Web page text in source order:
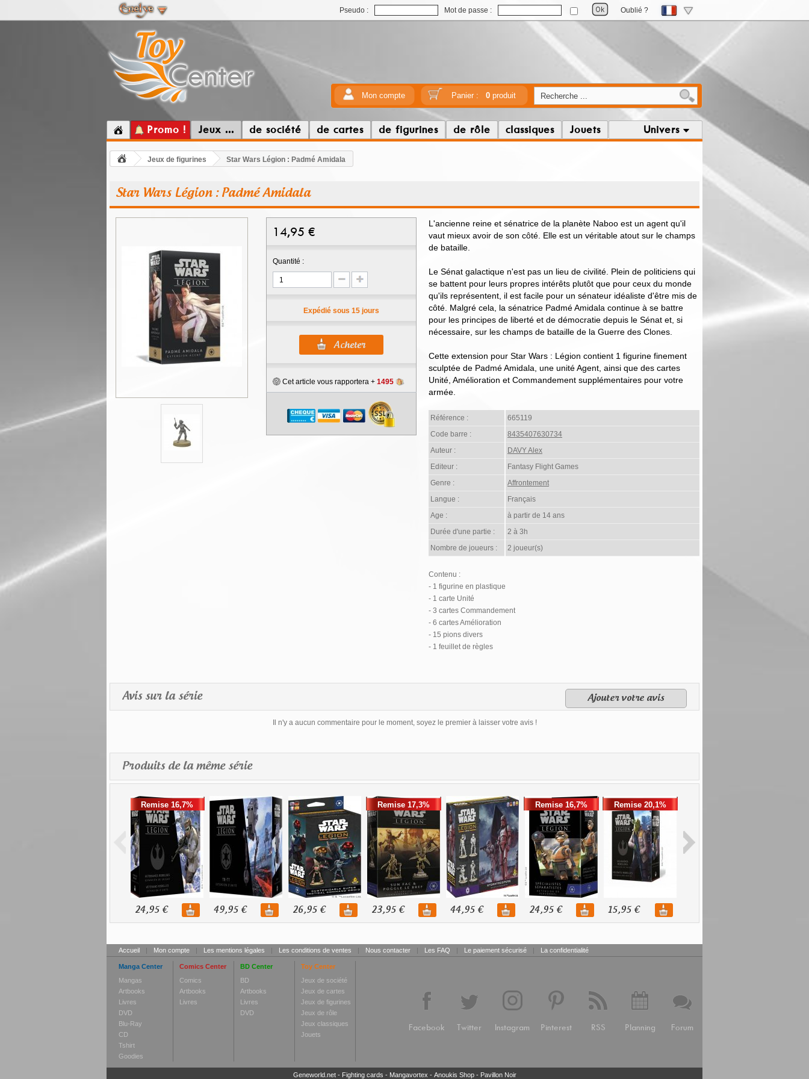
Pseudo : Mot de passe : Oublié ?
Mon compte Panier : 0produit
Promo ! Jeux ... de société de cartes de figurines de rôle classiques Jouets Univers
Jeux de figurines Star Wars Légion : Padmé Amidala
Star Wars Légion : Padmé Amidala
14,95 €
Quantité :
Expédié sous 15 jours
Cet article vous rapportera + 1495
L'ancienne reine et sénatrice de la planète Naboo est un agent qu'il
vaut mieux avoir de son côté. Elle est un véritable atout sur le champs
de bataille.
Le Sénat galactique n'est pas un lieu de civilité. Plein de politiciens qui
se battent pour leurs propres intérêts plutôt que pour ceux du monde
qu'ils représentent, il est facile pour un sénateur idéaliste d'être mis de
côté. Malgré cela, la sénatrice Padmé Amidala continue à se battre
pour les principes de liberté et de démocratie depuis le Sénat et, si
nécessaire, sur les champs de bataille de la Guerre des Clones.
Cette extension pour Star Wars : Légion contient 1 figurine finement
sculptée de Padmé Amidala, une unité Agent, ainsi que des cartes
Unité, Amélioration et Commandement supplémentaires pour votre
armée.
Référence :
665119
Code barre :
8435407630734
Auteur :
DAVY Alex
Editeur :
Fantasy Flight Games
Genre :
Affrontement
Langue :
Français
Age :
à partir de 14 ans
Durée d'une partie :
2 à 3h
Nombre de joueurs :
2 joueur(s)
Contenu :
- 1 figurine en plastique
- 1 carte Unité
- 3 cartes Commandement
- 6 cartes Amélioration
- 15 pions divers
- 1 feuillet de règles
Avis sur la série Ajouter votre avis
Il n'y a aucun commentaire pour le moment, soyez le premier à laisser votre avis !
Produits de la même série
Remise 16,7%
24,95 € 49,95 € 26,95 €
Remise 17,3%
23,95 € 44,95 €
Remise 16,7%
24,95 €
Remise 20,1%
15,95 €
Accueil | Mon compte | Les mentions légales | Les conditions de ventes | Nous contacter | Les FAQ | Le paiement sécurisé | La confidentialité
Manga Center
Mangas
Artbooks
Livres
DVD
Blu-Ray
CD
Tshirt
Goodies
Comics Center
Comics
Artbooks
Livres
BD Center
BD
Artbooks
Livres
DVD
Toy Center
Jeux de société
Jeux de cartes
Jeux de figurines
Jeux de rôle
Jeux classiques
Jouets
Facebook Twitter Instagram Pinterest RSS Planning Forum
Geneworld.net- Fighting cards - Mangavortex - Anoukis Shop- Pavillon Noir